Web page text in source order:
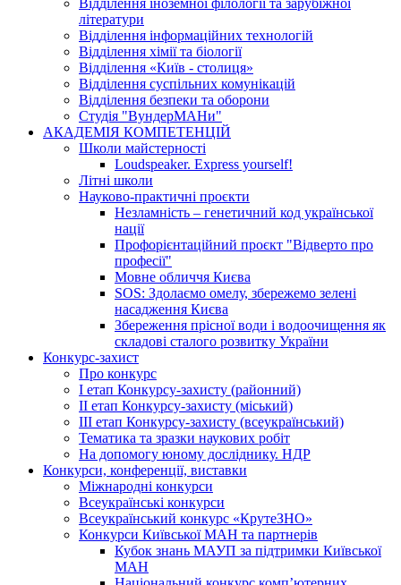
Відділення іноземної філології та зарубіжної
літератури
Відділення інформаційних технологій
Відділення хімії та біології
Відділення «Київ - столиця»
Відділення суспільних комунікацій
Відділення безпеки та оборони
Студія "ВундерМАНи"
АКАДЕМІЯ КОМПЕТЕНЦІЙ
Школи майстерності
Loudspeaker. Express yourself!
Літні школи
Науково-практичні проєкти
Незламність – генетичний код української
нації
Профорієнтаційний проєкт "Відверто про
професії"
Мовне обличчя Києва
SOS: Здолаємо омелу, збережемо зелені
насадження Києва
Збереження прісної води і водоочищення як
складові сталого розвитку України
Конкурс-захист
Про конкурс
І етап Конкурсу-захисту (районний)
ІІ етап Конкурсу-захисту (міський)
ІІІ етап Конкурсу-захисту (всеукраїнський)
Тематика та зразки наукових робіт
На допомогу юному досліднику. НДР
Конкурси, конференції, виставки
Міжнародні конкурси
Всеукраїнські конкурси
Всеукраїнський конкурс «КрутеЗНО»
Конкурси Київської МАН та партнерів
Кубок знань МАУП за підтримки Київської
МАН